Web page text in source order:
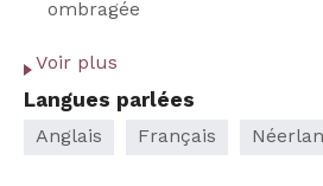
ombragée
acceptés
Voir plus
Langues parlées
Anglais Français